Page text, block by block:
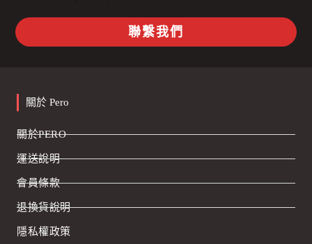
聯繫我們
關於 Pero
關於PERO
運送說明
會員條款
退換貨說明
隱私權政策